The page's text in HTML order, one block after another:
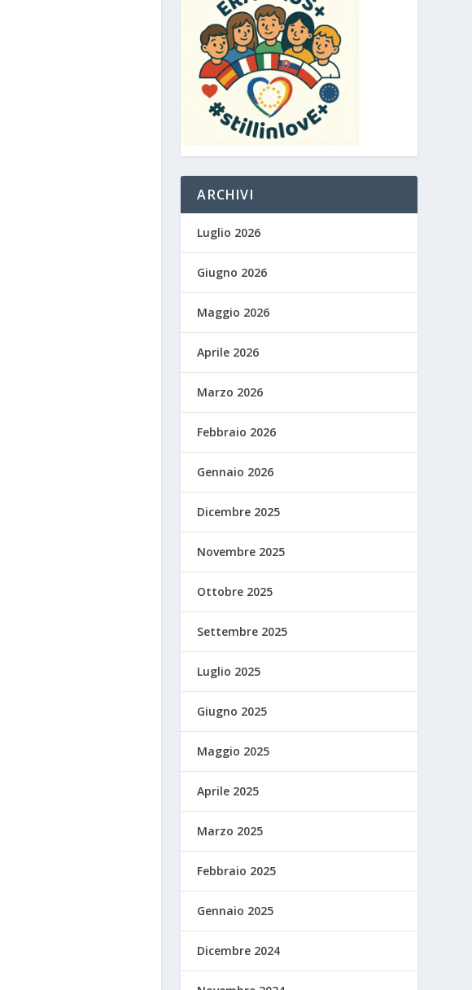
ARCHIVI
Luglio 2026
Giugno 2026
Maggio 2026
Aprile 2026
Marzo 2026
Febbraio 2026
Gennaio 2026
Dicembre 2025
Novembre 2025
Ottobre 2025
Settembre 2025
Luglio 2025
Giugno 2025
Maggio 2025
Aprile 2025
Marzo 2025
Febbraio 2025
Gennaio 2025
Dicembre 2024